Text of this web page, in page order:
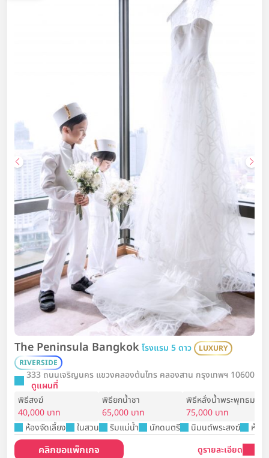
The Peninsula Bangkokโรงแรม 5 ดาว
LUXURY
RIVERSIDE
333 ถนนเจริญนคร แขวงคลองต้นไทร คลองสาน กรุงเทพฯ 10600
ดูแผนที่
พิธีสงฆ์
40,000 บาท
พิธียกน้ำชา
65,000 บาท
พิธีหลั่งน้ำพระพุทธมนต์
75,000 บาท
ห้องจัดเลี้ยง
ในสวน ริมแม่น้ำ นักดนตรี นิมนต์พระสงฆ์ ห้อง
คลิกขอแพ็กเกจ ดูรายละเอียด